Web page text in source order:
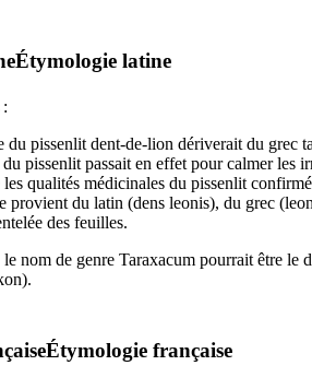
Étymologie latine
:
du pissenlit dent-de-lion dériverait du grec
pissenlit passait en effet pour calmer les
qualités médicinales du pissenlit
provient du latin (dens leonis), du grec (
des feuilles.
le nom de genre Taraxacum pourrait être le
).
Étymologie française